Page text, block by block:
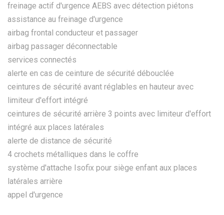
freinage actif d'urgence AEBS avec détection piétons
assistance au freinage d'urgence
airbag frontal conducteur et passager
airbag passager déconnectable
services connectés
alerte en cas de ceinture de sécurité débouclée
ceintures de sécurité avant réglables en hauteur avec
limiteur d'effort intégré
ceintures de sécurité arrière 3 points avec limiteur d'effort
intégré aux places latérales
alerte de distance de sécurité
4 crochets métalliques dans le coffre
système d'attache Isofix pour siège enfant aux places
latérales arrière
appel d'urgence